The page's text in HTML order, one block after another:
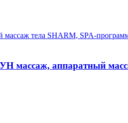
массаж, аппаратный